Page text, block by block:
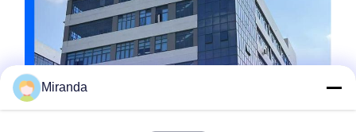
Miranda